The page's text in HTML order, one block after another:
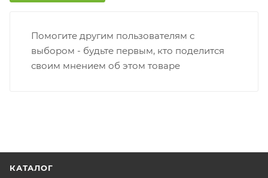
не должна превышать 100 000 р.
Помогите другим пользователям с
выбором - будьте первым, кто поделится
своим мнением об этом товаре
КАТАЛОГ